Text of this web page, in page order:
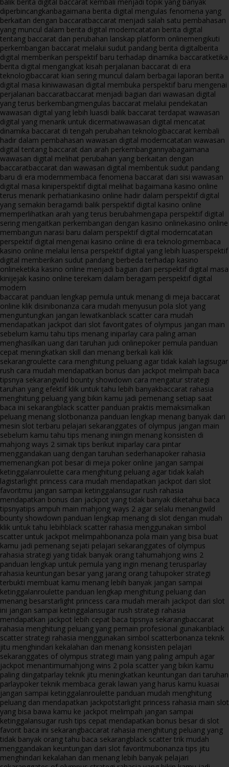
diperbincangkanbagaimana berita digital mengulas fenomena yang
berkaitan dengan baccaratbaccarat menjadi salah satu pembahasan
yang muncul dalam berita digital moderncatatan berita digital
tentang baccarat dan perubahan lanskap platform onlinemengikuti
perkembangan baccarat melalui sudut pandang berita digitalberita
digital memberikan perspektif baru terhadap dinamika baccaratketika
berita digital mengangkat kisah perjalanan baccarat di era
teknologibaccarat kian sering muncul dalam berbagai laporan berita
digital masa kiniwawasan digital membuka perspektif baru mengenai
perjalanan baccaratbaccarat menjadi bagian dari wawasan digital
yang terus berkembangmengulas baccarat melalui pendekatan
wawasan digital yang lebih luasdi balik baccarat terdapat wawasan
digital yang menarik untuk dicermatiwawasan digital mencatat
dinamika baccarat di tengah perubahan teknologibaccarat kembali
hadir dalam pembahasan wawasan digital moderncatatan wawasan
digital tentang baccarat dan arah perkembangannyabagaimana
wawasan digital melihat perubahan yang berkaitan dengan
baccaratbaccarat dan wawasan digital membentuk sudut pandang
baru di era modernmembaca fenomena baccarat dari sisi wawasan
digital masa kiniperspektif digital melihat bagaimana kasino online
terus menarik perhatiankasino online hadir dalam perspektif digital
yang semakin beragamdi balik perspektif digital kasino online
memperlihatkan arah yang terus berubahmengapa perspektif digital
sering mengaitkan perkembangan dengan kasino onlinekasino online
membangun narasi baru dalam perspektif digital moderncatatan
perspektif digital mengenai kasino online di era teknologimembaca
kasino online melalui lensa perspektif digital yang lebih luasperspektif
digital memberikan sudut pandang berbeda terhadap kasino
onlineketika kasino online menjadi bagian dari perspektif digital masa
kinijejak kasino online terekam dalam beragam perspektif digital
modern
baccarat panduan lengkap pemula untuk menang di meja baccarat
online klik disinibonanza cara mudah menyusun pola slot yang
menguntungkan jangan lewatkanblack scatter cara mudah
mendapatkan jackpot dari slot favoritgates of olympus jangan main
sebelum kamu tahu tips menang iniparlay cara paling aman
menghasilkan uang dari taruhan judi onlinepoker pemula panduan
cepat meningkatkan skill dan menang berkali kali klik
sekarangroulette cara menghitung peluang agar tidak kalah lagisugar
rush cara mudah mendapatkan bonus dan jackpot melimpah baca
tipsnya sekarangwild bounty showdown cara mengatur strategi
taruhan yang efektif klik untuk tahu lebih banyakbaccarat rahasia
menghitung peluang yang bikin kamu jadi pemenang setiap saat
baca ini sekarangblack scatter panduan praktis memaksimalkan
peluang menang slotbonanza panduan lengkap menang banyak dari
mesin slot terbaru pelajari sekaranggates of olympus jangan main
sebelum kamu tahu tips menang iniingin menang konsisten di
mahjong ways 2 simak tips berikut iniparlay cara pintar
menggandakan uang dengan taruhan sederhanapoker rahasia
memenangkan pot besar di meja poker online jangan sampai
ketinggalanroulette cara menghitung peluang agar tidak kalah
lagistarlight princess cara mudah mendapatkan jackpot dari slot
favoritmu jangan sampai ketinggalansugar rush rahasia
mendapatkan bonus dan jackpot yang tidak banyak diketahui baca
tipsnyatips ampuh main mahjong ways 2 agar selalu menangwild
bounty showdown panduan lengkap menang di slot dengan mudah
klik untuk tahu lebihblack scatter rahasia menggunakan simbol
scatter untuk jackpot melimpahbonanza pola main yang bisa buat
kamu jadi pemenang sejati pelajari sekaranggates of olympus
rahasia strategi yang tidak banyak orang tahumahjong wins 2
panduan lengkap untuk pemula yang ingin menang terusparlay
rahasia keuntungan besar yang jarang orang tahupoker strategi
terbukti membuat kamu menang lebih banyak jangan sampai
ketinggalanroulette panduan lengkap menghitung peluang dan
menang besarstarlight princess cara mudah meraih jackpot dari slot
ini jangan sampai ketinggalansugar rush strategi rahasia
mendapatkan jackpot lebih cepat baca tipsnya sekarangbaccarat
rahasia menghitung peluang yang pemain profesional gunakanblack
scatter strategi rahasia menggunakan simbol scatterbonanza teknik
jitu menghindari kekalahan dan menang konsisten pelajari
sekaranggates of olympus strategi main yang paling ampuh agar
jackpot menantimumahjong wins 2 pola scatter yang bikin kamu
paling diingatparlay teknik jitu meningkatkan keuntungan dari taruhan
parlaypoker teknik membaca gerak lawan yang harus kamu kuasai
jangan sampai ketinggalanroulette panduan mudah menghitung
peluang dan mendapatkan jackpotstarlight princess rahasia main slot
yang bisa bawa kamu ke jackpot melimpah jangan sampai
ketinggalansugar rush tips cepat mendapatkan bonus besar di slot
favorit baca ini sekarangbaccarat rahasia menghitung peluang yang
tidak banyak orang tahu baca sekarangblack scatter trik mudah
menggandakan keuntungan dari slot favoritmubonanza tips jitu
menghindari kekalahan dan menang lebih banyak pelajari